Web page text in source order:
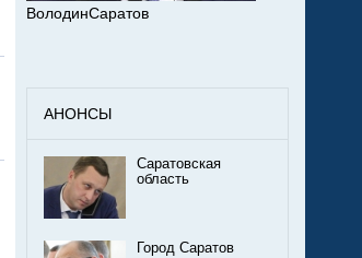
ВолодинСаратов
АНОНСЫ
Саратовская
область
Город Саратов